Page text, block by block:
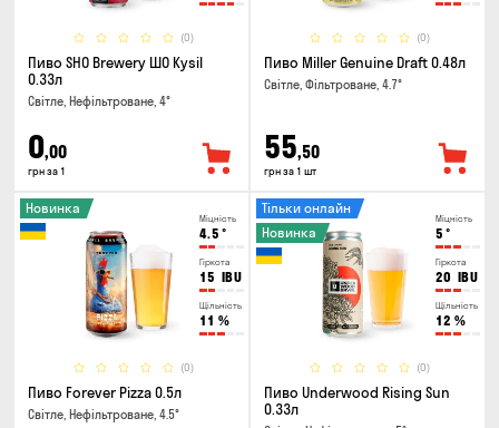
(0)
Пиво SHO Brewery ШО Kysil
0.33л
Світле, Нефільтроване, 4°
0,00
грн за 1
(0)
Пиво Miller Genuine Draft 0.48л
Світле, Фільтроване, 4.7°
55,50
грн за 1 шт
Міцність
4.5 °
Гіркота
15 IBU
Щільність
11 %
(0)
Новинка
Пиво Forever Pizza 0.5л
Світле, Нефільтроване, 4.5°
Міцність
5 °
Гіркота
20 IBU
Щільність
12 %
(0)
Тільки онлайн
Новинка
Пиво Underwood Rising Sun
0.33л